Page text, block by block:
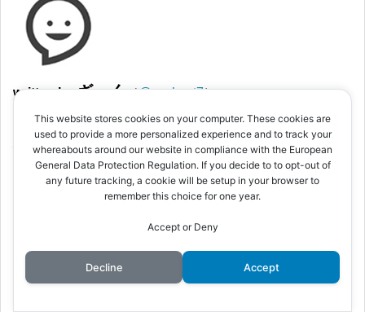
written by ざっく（@zacknet7）
イムビデオ・U-NEXTなどのネット動画配信サービスを中
心に楽しんでます。
プロフィールの詳細は、こちら
This website stores cookies on your computer. These cookies are
used to provide a more personalized experience and to track your
whereabouts around our website in compliance with the European
General Data Protection Regulation. If you decide to to opt-out of
any future tracking, a cookie will be setup in your browser to
remember this choice for one year.
Accept or Deny
Decline Accept